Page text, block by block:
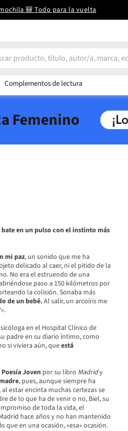
🎒 Todo para la vuelta
Complementos de lectura
Femenino
en un pulso con el instinto más
mi paz, un sonido que me ha
delicado al caer, ni el pitido de la
No era el estruendo de una
paso a 150 kilómetros por
la colisión. Sonaba más
de un bebé.Al salir, un arcoíris me
en el Hospital Clínico de
padre en su diario íntimo, como
si viviera aún, queestá
Jovenpor su libro Madridy
, pues, aunque siempre ha
estar encinta muchas certezas se
de lo que ha de venir o no, Biel, su
de toda la vida, el
hace años y no han mantenido
en una ocasión, «esa» ocasión.